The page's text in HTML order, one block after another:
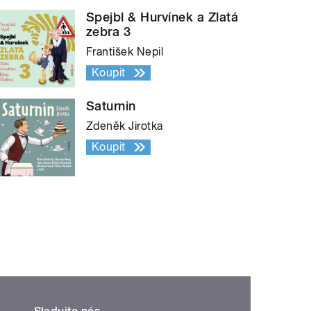
Spejbl & Hurvínek a Zlatá
zebra 3
František Nepil
Koupit
Saturnin
Zdeněk Jirotka
Koupit